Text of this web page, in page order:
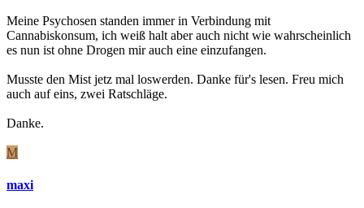
Meine Psychosen standen immer in Verbindung mit
Cannabiskonsum, ich weiß halt aber auch nicht wie wahrscheinlich
es nun ist ohne Drogen mir auch eine einzufangen.
Musste den Mist jetz mal loswerden. Danke für's lesen. Freu mich
auch auf eins, zwei Ratschläge.
Danke.
M
maxi